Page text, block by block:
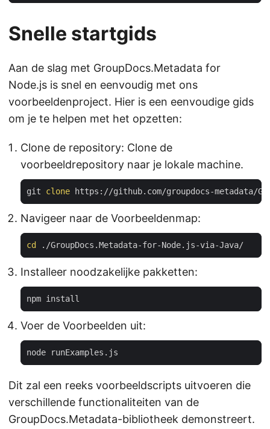
Snelle startgids
Aan de slag met GroupDocs.Metadata for
Node.js is snel en eenvoudig met ons
voorbeeldenproject. Hier is een eenvoudige gids
om je te helpen met het opzetten:
Clone de repository: Clone de
voorbeeldrepository naar je lokale machine.
git clone
Navigeer naar de Voorbeeldenmap:
cd
Installeer noodzakelijke pakketten:
Voer de Voorbeelden uit:
Dit zal een reeks voorbeeldscripts uitvoeren die
verschillende functionaliteiten van de
GroupDocs.Metadata-bibliotheek demonstreert.